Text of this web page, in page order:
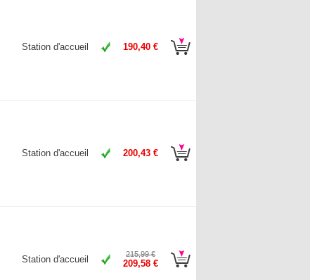
Station d'accueil 190,40 €
Station d'accueil 200,43 €
Station d'accueil 215,99 €
209,58 €